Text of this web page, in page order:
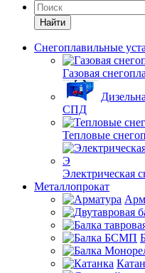
Найти
Снегоплавильные
Газовая
СПД
Тепловые
Электрическая
Металлопрокат